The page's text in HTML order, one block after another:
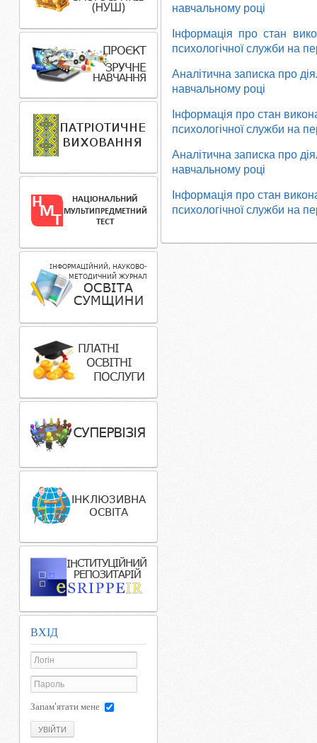
навчальному році
Інформація про стан
психологічної служби на
Аналітична записка про
навчальному році
Інформація про стан
психологічної служби на
Аналітична записка про
навчальному році
Інформація про стан
психологічної служби на
ВХІД
Запам'ятати мене
УВІЙТИ